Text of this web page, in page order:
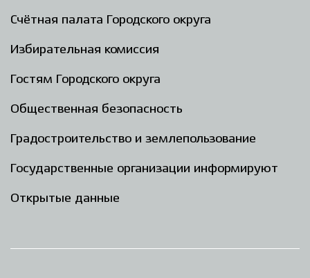
Счётная палата Городского округа
Избирательная комиссия
Гостям Городского округа
Общественная безопасность
Градостроительство и землепользование
Государственные организации информируют
Открытые данные